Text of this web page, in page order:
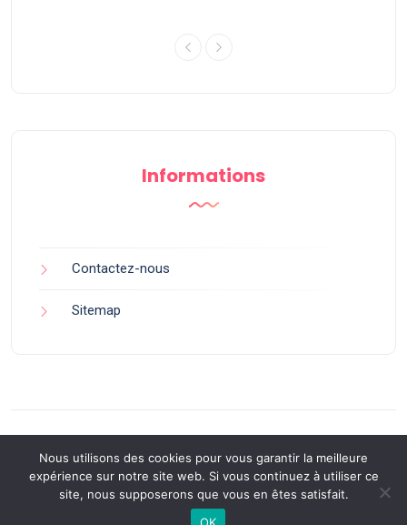
Informations
Contactez-nous
Sitemap
Back to Top
Nous utilisons des cookies pour vous garantir la meilleure
expérience sur notre site web. Si vous continuez à utiliser ce
site, nous supposerons que vous en êtes satisfait.
OK